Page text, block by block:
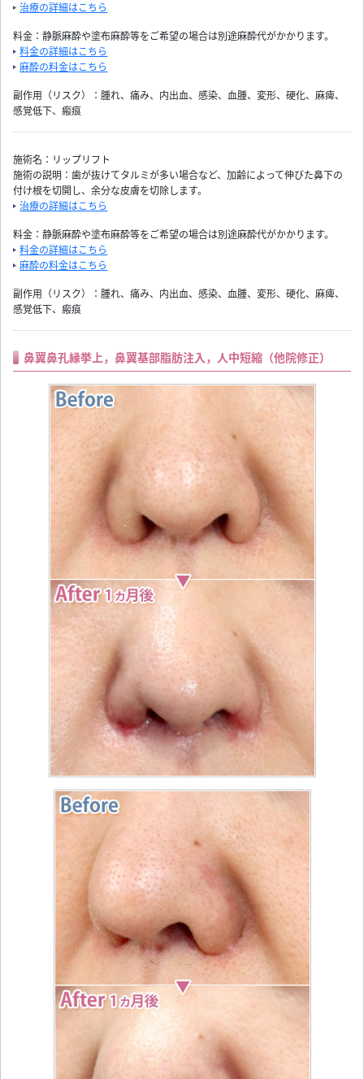
治療の詳細はこちら
料金：静脈麻酔や塗布麻酔等をご希望の場合は別途麻酔代がかかります。
料金の詳細はこちら
麻酔の料金はこちら
副作用（リスク）：腫れ、痛み、内出血、感染、血腫、変形、硬化、麻痺、
感覚低下、瘢痕
施術名：リップリフト
施術の説明：歯が抜けてタルミが多い場合など、加齢によって伸びた鼻下の
付け根を切開し、余分な皮膚を切除します。
治療の詳細はこちら
料金：静脈麻酔や塗布麻酔等をご希望の場合は別途麻酔代がかかります。
料金の詳細はこちら
麻酔の料金はこちら
副作用（リスク）：腫れ、痛み、内出血、感染、血腫、変形、硬化、麻痺、
感覚低下、瘢痕
鼻翼鼻孔縁挙上，鼻翼基部脂肪注入，人中短縮（他院修正）